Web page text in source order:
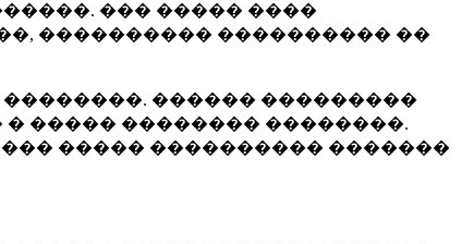
��� ����� ����
���������� ���������� ��
������ ���������
����� �������� ��������.
����� ���������� �������